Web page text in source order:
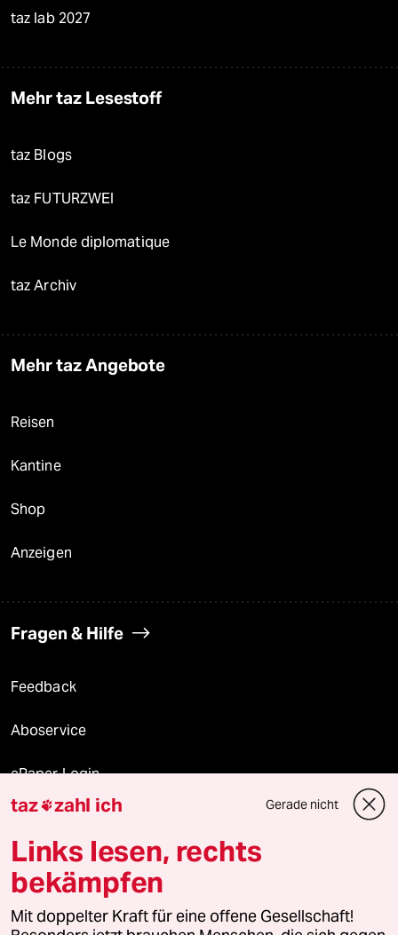
taz lab 2027
Mehr taz Lesestoff
taz Blogs
taz FUTURZWEI
Le Monde diplomatique
taz Archiv
Mehr taz Angebote
Reisen
Kantine
Shop
Anzeigen
Fragen & Hilfe
Feedback
Aboservice
ePaper Login
Downloads für Abonnierende
© 2026 taz Verlags und Vertriebs GmbH
Alle Rechte vorbehalten. Bei rechtlichen Fragen oder für Genehmigungen
wenden Sie sich bitte an
lizenzen@taz.de
taz zahl ich Gerade nicht
Links lesen, rechts
bekämpfen
Mit doppelter Kraft für eine offene Gesellschaft!